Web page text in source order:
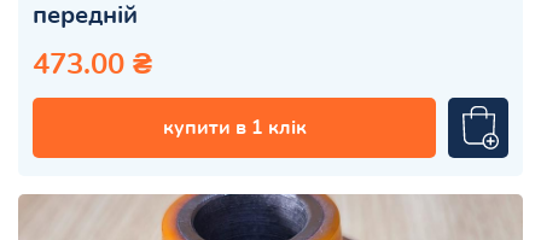
передній
473.00 ₴
купити в 1 клік